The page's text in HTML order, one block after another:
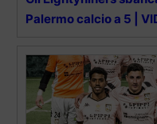
Palermo calcio a 5 |